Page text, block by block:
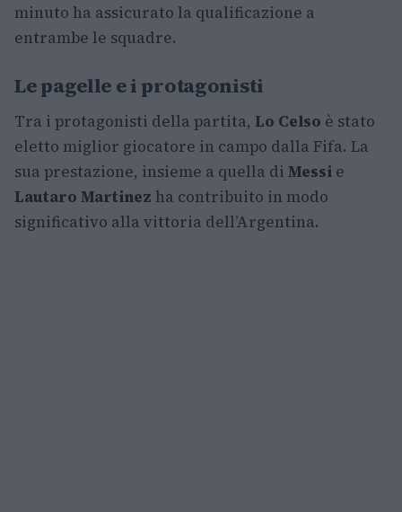
minuto ha assicurato la qualificazione a
entrambe le squadre.
Le pagelle e i protagonisti
Tra i protagonisti della partita, Lo Celso è stato
eletto miglior giocatore in campo dalla Fifa. La
sua prestazione, insieme a quella di Messi e
Lautaro Martinez ha contribuito in modo
significativo alla vittoria dell’Argentina.